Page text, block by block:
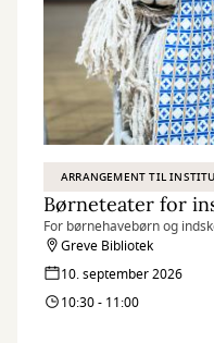
ARRANGEMENT TIL
Børneteater for
For børnehavebørn og
Greve Bibliotek
10. september 2026
10:30 - 11:00